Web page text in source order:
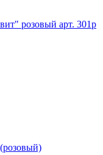
розовый арт. 301р